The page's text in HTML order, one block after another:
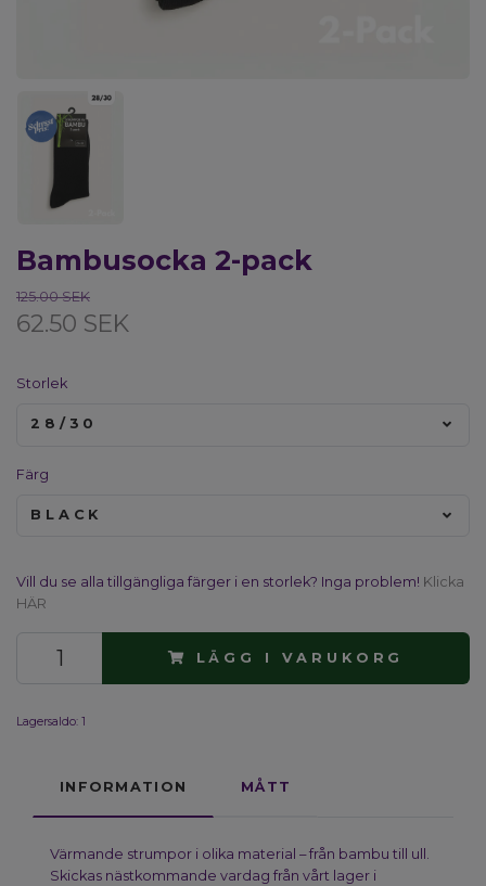
Bambusocka 2-pack
125.00 SEK
62.50 SEK
Storlek
28/30
Färg
BLACK
Vill du se alla tillgängliga färger i en storlek? Inga problem! Klicka
HÄR
LÄGG I VARUKORG
Lagersaldo: 1
INFORMATION MÅTT
Värmande strumpor i olika material – från bambu till ull.
Skickas nästkommande vardag från vårt lager i